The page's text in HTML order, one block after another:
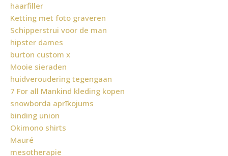
haarfiller
Ketting met foto graveren
Schipperstrui voor de man
hipster dames
burton custom x
Mooie sieraden
huidveroudering tegengaan
7 For all Mankind kleding kopen
snowborda aprīkojums
binding union
Okimono shirts
Mauré
mesotherapie